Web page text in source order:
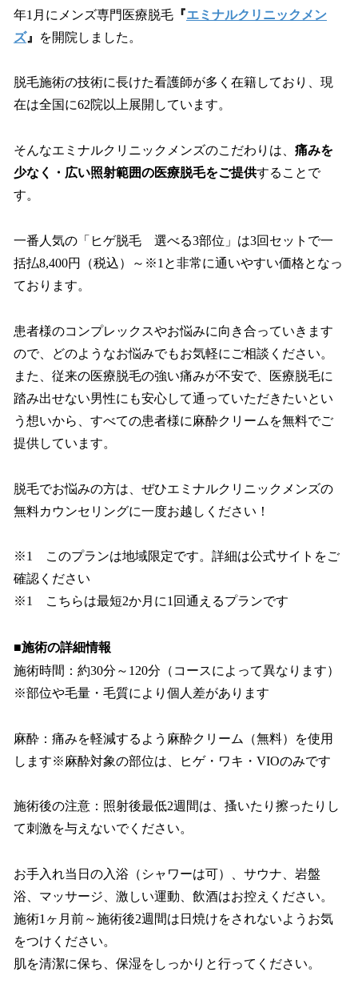
年1月にメンズ専門医療脱毛 『エミナルクリニックメン
ズ』 を開院しました。
脱毛施術の技術に長けた看護師が多く在籍しており、現
在は全国に62院以上展開しています。
そんなエミナルクリニックメンズのこだわりは、 痛みを
少なく・広い照射範囲の医療脱毛をご提供することで
す。
一番人気の「ヒゲ脱毛 選べる3部位」は3回セットで一
括払8,400円（税込）～※1と非常に通いやすい価格となっ
ております。
患者様のコンプレックスやお悩みに向き合っていきます
ので、どのようなお悩みでもお気軽にご相談ください。
また、従来の医療脱毛の強い痛みが不安で、医療脱毛に
踏み出せない男性にも安心して通っていただきたいとい
う想いから、すべての患者様に麻酔クリームを無料でご
提供しています。
脱毛でお悩みの方は、ぜひエミナルクリニックメンズの
無料カウンセリングに一度お越しください！
※1 このプランは地域限定です。詳細は公式サイトをご
確認ください
※1 こちらは最短2か月に1回通えるプランです
■施術の詳細情報
施術時間：約30分～120分（コースによって異なります）
※部位や毛量・毛質により個人差があります
麻酔：痛みを軽減するよう麻酔クリーム（無料）を使用
します※麻酔対象の部位は、ヒゲ・ワキ・VIOのみです
施術後の注意：照射後最低2週間は、搔いたり擦ったりし
て刺激を与えないでください。
お手入れ当日の入浴（シャワーは可）、サウナ、岩盤
浴、マッサージ、激しい運動、飲酒はお控えください。
施術1ヶ月前～施術後2週間は日焼けをされないようお気
をつけください。
肌を清潔に保ち、保湿をしっかりと行ってください。